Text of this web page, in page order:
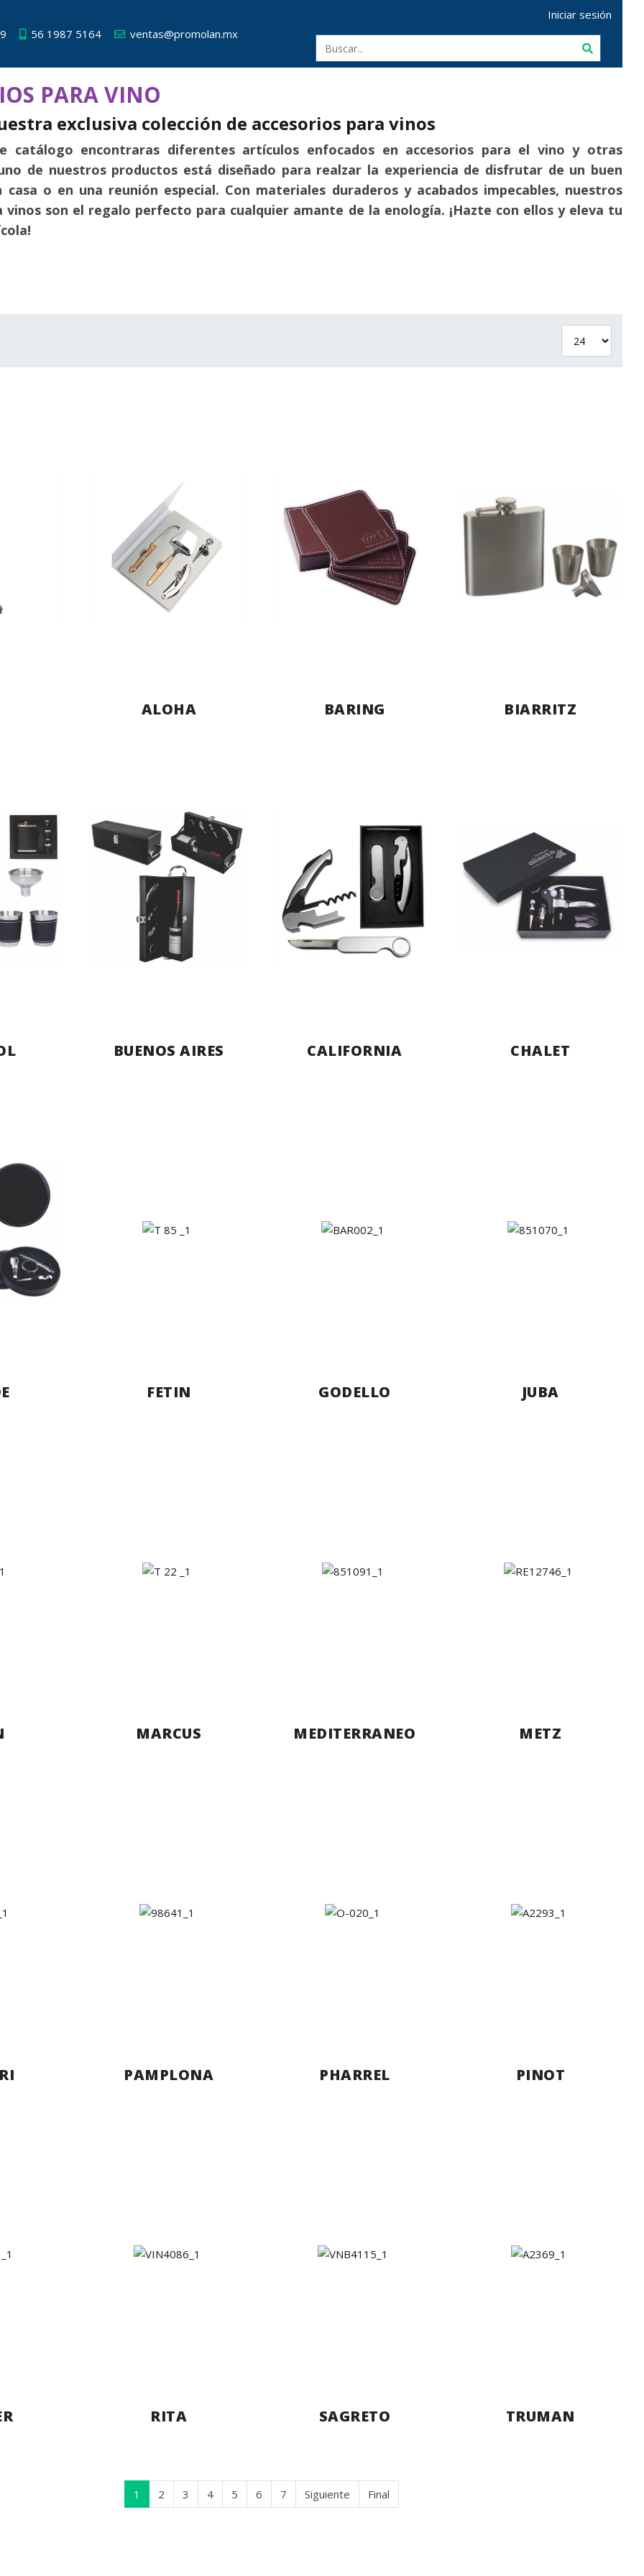
56 1987 5164 ventas@promolan.mx
Iniciar sesión
PARA VINO
exclusiva colección de accesorios para vinos
catálogo encontraras diferentes artículos enfocados en accesorios para el vino y otras
de nuestros productos está diseñado para realzar la experiencia de disfrutar de un buen
casa o en una reunión especial. Con materiales duraderos y acabados impecables, nuestros
vinos son el regalo perfecto para cualquier amante de la enología. ¡Hazte con ellos y eleva tu
ALOHA BARING BIARRITZ
BUENOS AIRES CALIFORNIA CHALET
FETIN GODELLO JUBA
MARCUS MEDITERRANEO METZ
PAMPLONA PHARREL PINOT
RITA SAGRETO TRUMAN
1 2 3 4 5 6 7 Siguiente Final